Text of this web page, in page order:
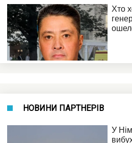
НОВИНИ ПАРТНЕРІВ